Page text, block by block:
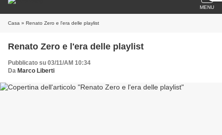
MENU
Casa » Renato Zero e l'era delle playlist
Renato Zero e l'era delle playlist
Pubblicato su 03/11/AM 10:34
Da Marco Liberti